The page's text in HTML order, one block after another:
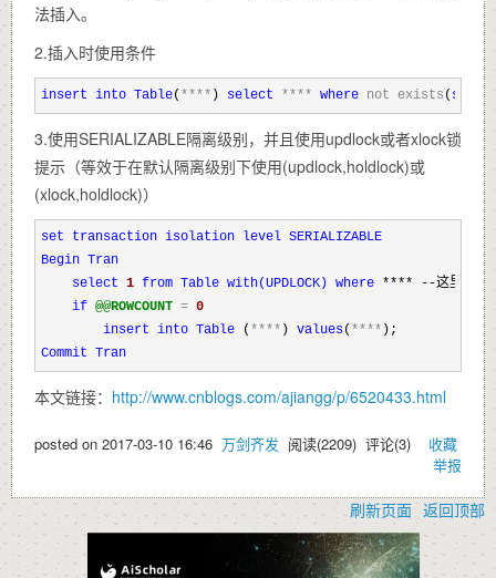
法插入。
2.插入时使用条件
insert into Table( **** ) select **** where not exists (
3.使用SERIALIZABLE隔离级别，并且使用updlock或者xlock锁
提示（等效于在默认隔离级别下使用(updlock,holdlock)或
(xlock,holdlock)）
set transaction isolation level SERIALIZABLE
Begin Tran
select 1 from Table with(UPDLOCK) where **** --这里即算有
if @@ROWCOUNT = 0
insert into Table ( **** ) values( ****
Commit Tran
本文链接： http://www.cnblogs.com/ajiangg/p/6520433.html
posted on 2017-03-10 16:46 万剑齐发 阅读(2209) 评论(3) 收藏
举报
刷新页面 返回顶部